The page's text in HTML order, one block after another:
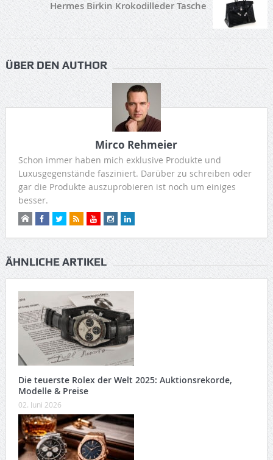
Hermes Birkin Krokodilleder Tasche
ÜBER DEN AUTHOR
Mirco Rehmeier
Schon immer haben mich exklusive Produkte und
Luxusgegenstände fasziniert. Darüber zu schreiben oder
gar die Produkte auszuprobieren ist noch um einiges
besser.
ÄHNLICHE ARTIKEL
Die teuerste Rolex der Welt 2025: Auktionsrekorde,
Modelle & Preise
02. Juni 2026